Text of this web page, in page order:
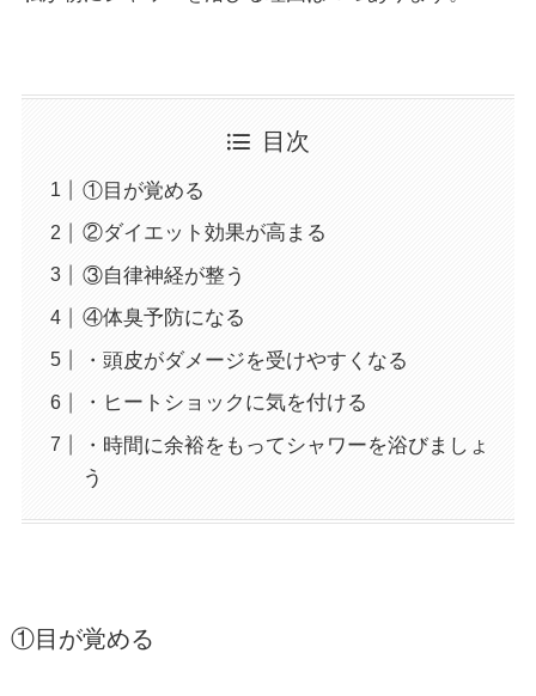
目次
①目が覚める
②ダイエット効果が高まる
③自律神経が整う
④体臭予防になる
・頭皮がダメージを受けやすくなる
・ヒートショックに気を付ける
・時間に余裕をもってシャワーを浴びましょ
う
①目が覚める